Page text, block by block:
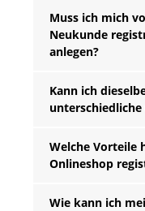
Muss ich mich
Neukunde
anlegen?
Kann ich
unterschiedliche
Welche Vorteile
Onlineshop
Wie kann ich